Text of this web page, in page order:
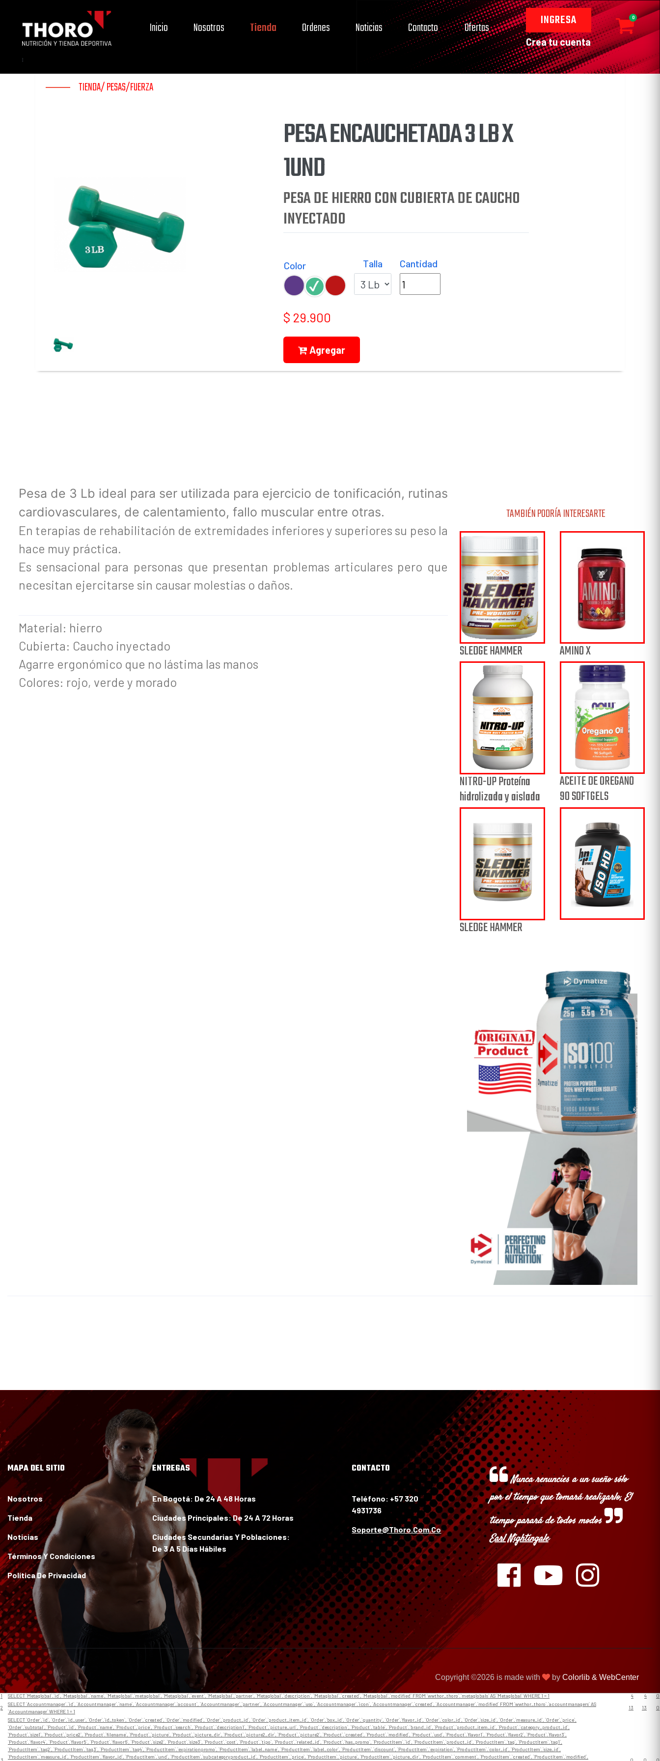
0
Inicio Nosotros Tienda Ordenes Noticias Contacto Ofertas INGRESA
Crea tu cuenta
TIENDA/PESAS/FUERZA
PESA ENCAUCHETADA 3 LB X
1UND
PESA DE HIERRO CON CUBIERTA DE CAUCHO
INYECTADO
Color Talla Cantidad
$ 29.900
Agregar
Pesa de 3 Lb ideal para ser utilizada para ejercicio de tonificación, rutinas
cardiovasculares, de calentamiento, fallo muscular entre otras.
En terapias de rehabilitación de extremidades inferiores y superiores su peso la
hace muy práctica.
Es sensacional para personas que presentan problemas articulares pero que
necesitan ejercitarse sin causar molestias o daños.
Material: hierro
Cubierta: Caucho inyectado
Agarre ergonómico que no lástima las manos
Colores: rojo, verde y morado
TAMBIÉN PODRÍA INTERESARTE
SLEDGE HAMMER AMINO X
NITRO-UP Proteína
hidrolizada y aislada
ACEITE DE OREGANO
90 SOFTGELS
SLEDGE HAMMER
Mi cuenta Cerrar sesión
MAPA DEL SITIO
Nosotros
Tienda
Noticias
Términos Y Condiciones
Política De Privacidad
ENTREGAS
En Bogotá: De 24 A 48 Horas
Ciudades Principales:De 24 A 72 Horas
Ciudades Secundarias Y Poblaciones:
De 3 A 5 Días Hábiles
CONTACTO
Teléfono: +57 320
4931736
Soporte@thoro.com.co
Nunca renuncies a un sueño sólo
por el tiempo que tomará realizarlo, El
tiempo parará de todos modos
Earl Nightingale
Copyright ©2026 is made with by Colorlib & WebCenter
// En app/View/Layouts/default.ctp
Nr Query
Num.
1
SELECT `Metaglobal`.`id`, `Metaglobal`.`name`, `Metaglobal`.`metaglobal`, `Metaglobal`.`event`, `Metaglobal`.`partner`, `Metaglobal`.`description`, `Metaglobal`.`created`, `Metaglobal`.`modified` FROM `wwthor_thoro`.`metaglobals` AS `Metaglobal` WHERE 1 = 1 4 4
0
2
SELECT `Accountmanager`.`id`, `Accountmanager`.`name`, `Accountmanager`.`account`, `Accountmanager`.`partner`, `Accountmanager`.`uso`, `Accountmanager`.`icon`, `Accountmanager`.`created`, `Accountmanager`.`modified` FROM `wwthor_thoro`.`accountmanagers` AS
`Accountmanager` WHERE 1 = 1
13 13 0
SELECT `Order`.`id`, `Order`.`id_user`, `Order`.`id_token`, `Order`.`created`, `Order`.`modified`, `Order`.`product_id`, `Order`.`product_item_id`, `Order`.`box_id`, `Order`.`quantity`, `Order`.`flavor_id`, `Order`.`color_id`, `Order`.`size_id`, `Order`.`measure_id`, `Order`.`price`,
`Order`.`subtotal`, `Product`.`id`, `Product`.`name`, `Product`.`price`, `Product`.`search`, `Product`.`description1`, `Product`.`picture_url`, `Product`.`description`, `Product`.`table`, `Product`.`brand_id`, `Product`.`product_item_id`, `Product`.`category_product_id`,
`Product`.`size1`, `Product`.`price2`, `Product`.`filename`, `Product`.`picture`, `Product`.`picture_dir`, `Product`.`picture2_dir`, `Product`.`picture2`, `Product`.`created`, `Product`.`modified`, `Product`.`usd`, `Product`.`flavor1`, `Product`.`flavor2`, `Product`.`flavor3`,
`Product`.`flavor4`, `Product`.`flavor5`, `Product`.`flavor6`, `Product`.`size2`, `Product`.`size3`, `Product`.`cost`, `Product`.`tipo`, `Product`.`related_id`, `Product`.`has_promo`, `ProductItem`.`id`, `ProductItem`.`product_id`, `ProductItem`.`tag`, `ProductItem`.`tag1`,
`ProductItem`.`tag2`, `ProductItem`.`tag3`, `ProductItem`.`tag4`, `ProductItem`.`expirationpromo`, `ProductItem`.`label_name`, `ProductItem`.`label_color`, `ProductItem`.`discount`, `ProductItem`.`expiration`, `ProductItem`.`color_id`, `ProductItem`.`size_id`,
`ProductItem`.`measure_id`, `ProductItem`.`flavor_id`, `ProductItem`.`und`, `ProductItem`.`subcategoryproduct_id`, `ProductItem`.`price`, `ProductItem`.`picture`, `ProductItem`.`picture_dir`, `ProductItem`.`comment`, `ProductItem`.`created`, `ProductItem`.`modified`,